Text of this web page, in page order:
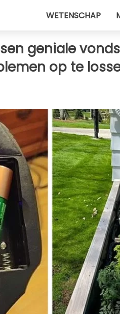
WETENSCHAP
geniale
op te